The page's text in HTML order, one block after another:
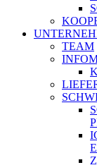
TEAM